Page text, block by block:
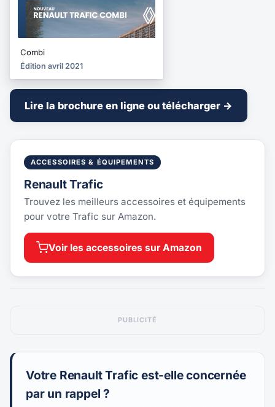
BROCHURE
2021
Combi
Édition avril 2021
Lire la brochure en ligne ou télécharger →
ACCESSOIRES & ÉQUIPEMENTS
Renault Trafic
Trouvez les meilleurs accessoires et équipements
pour votre Trafic sur Amazon.
Voir les accessoires sur Amazon
PUBLICITÉ
Votre Renault Trafic est-elle concernée
par un rappel ?